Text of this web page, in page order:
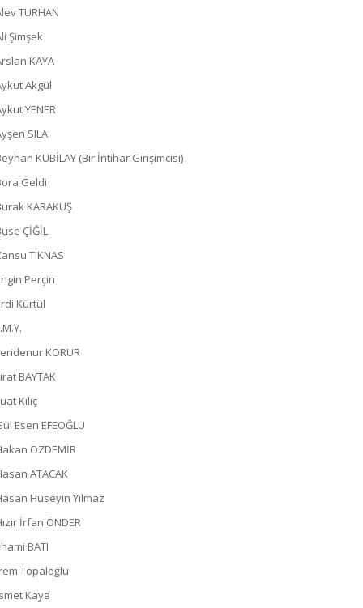
TURHAN
Şimşek
KAYA
Akgül
YENER
SILA
KUBİLAY (Bir İntihar Girişimcisi)
Geldi
KARAKUŞ
ÇİĞİL
TIKNAS
Perçin
Kürtül
KORUR
BAYTAK
Kılıç
Esen EFEOĞLU
ÖZDEMİR
ATACAK
Hüseyin Yılmaz
İrfan ÖNDER
BATI
Topaloğlu
Kaya